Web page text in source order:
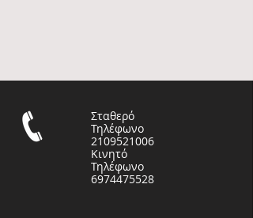
Σταθερό
Τηλέφωνο
2109521006
Κινητό
Τηλέφωνο
6974475528